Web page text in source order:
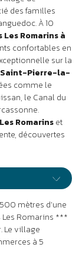
mètres d’une
Romarins ***
Le village
à 5
étages.
coin cuisine
2 lits simples.
coin cuisine
avec chacune 2